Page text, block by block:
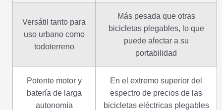
Versátil tanto para
uso urbano como
todoterreno
Más pesada que otras
bicicletas plegables, lo que
puede afectar a su
portabilidad
Potente motor y
batería de larga
autonomía
En el extremo superior del
espectro de precios de las
bicicletas eléctricas plegables